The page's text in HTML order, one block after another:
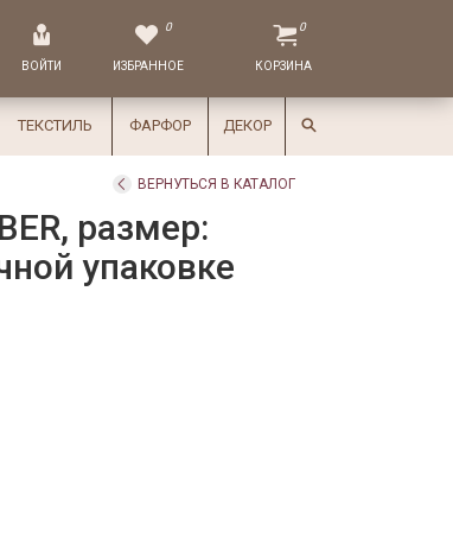
ВОЙТИ
0
ИЗБРАННОЕ
0
КОРЗИНА
ТЕКСТИЛЬ ФАРФОР ДЕКОР
ВЕРНУТЬСЯ В КАТАЛОГ
размер:
упаковке